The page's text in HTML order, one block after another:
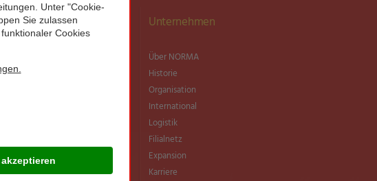
Informationen
Die NORMA-Richtlinien
für den Einkauf
Regionale Vielfalt
Unternehmen
Über NORMA
Historie
Organisation
International
Logistik
Filialnetz
Expansion
Karriere